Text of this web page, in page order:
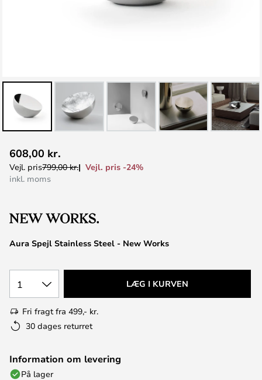
til
starten
Aura Spejl Stainless Steel - New Works
608,00 kr.
Vejl. pris799,00 kr.
Vejl. pris -24%
inkl. moms
1 LÆG I KURVEN
Fri fragt fra 499,- kr.
30 dages returret
Information om levering
På lager